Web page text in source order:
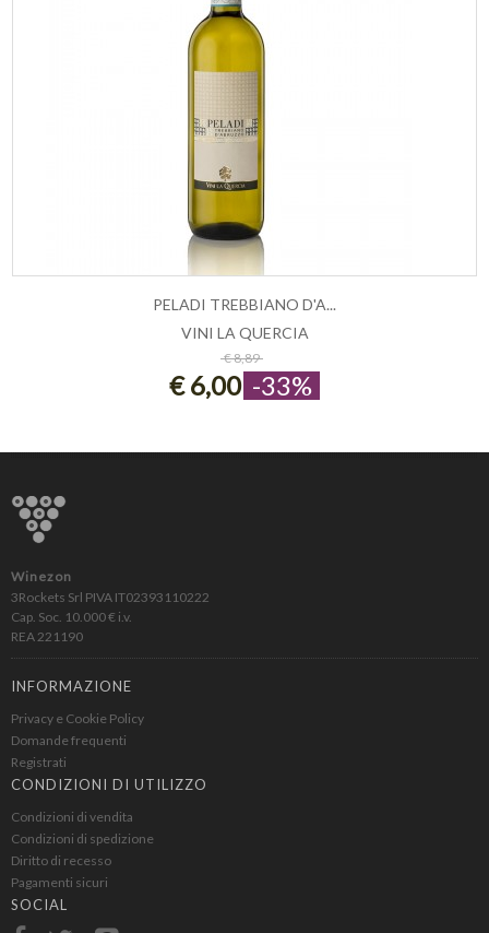
ESAURITO
PELADI TREBBIANO D'A...
VINI LA QUERCIA
€ 8,89
€ 6,00 -33%
Winezon
3Rockets Srl PIVA IT02393110222
Cap. Soc. 10.000 € i.v.
REA 221190
INFORMAZIONE
Privacy e Cookie Policy
Domande frequenti
Registrati
CONDIZIONI DI UTILIZZO
Condizioni di vendita
Condizioni di spedizione
Diritto di recesso
Pagamenti sicuri
SOCIAL